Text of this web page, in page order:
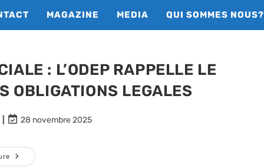
MAGAZINE MEDIA QUI SOMMES NOUS?
: L’ODEP RAPPELLE LE
OBLIGATIONS LEGALES
Dernière
la
28 novembre 2025
ATTEINTE
A